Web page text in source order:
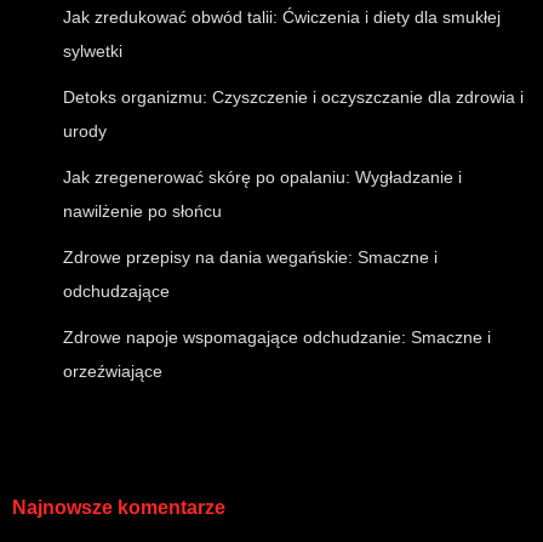
Jak zredukować obwód talii: Ćwiczenia i diety dla smukłej
sylwetki
Detoks organizmu: Czyszczenie i oczyszczanie dla zdrowia i
urody
Jak zregenerować skórę po opalaniu: Wygładzanie i
nawilżenie po słońcu
Zdrowe przepisy na dania wegańskie: Smaczne i
odchudzające
Zdrowe napoje wspomagające odchudzanie: Smaczne i
orzeźwiające
Najnowsze komentarze